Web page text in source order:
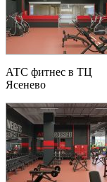
АТС фитнес в ТЦ
Ясенево